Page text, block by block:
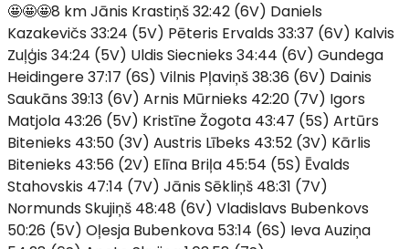
🤩🤩🤩8 km Jānis Krastiņš 32:42 (6V) Daniels
Kazakevičs 33:24 (5V) Pēteris Ervalds 33:37 (6V) Kalvis
Zuļģis 34:24 (5V) Uldis Siecnieks 34:44 (6V) Gundega
Heidingere 37:17 (6S) Vilnis Pļaviņš 38:36 (6V) Dainis
Saukāns 39:13 (6V) Arnis Mūrnieks 42:20 (7V) Igors
Matjola 43:26 (5V) Kristīne Žogota 43:47 (5S) Artūrs
Bitenieks 43:50 (3V) Austris Lībeks 43:52 (3V) Kārlis
Bitenieks 43:56 (2V) Elīna Briļa 45:54 (5S) Ēvalds
Stahovskis 47:14 (7V) Jānis Sēkliņš 48:31 (7V)
Normunds Skujiņš 48:48 (6V) Vladislavs Bubenkovs
50:26 (5V) Oļesja Bubenkova 53:14 (6S) Ieva Auziņa